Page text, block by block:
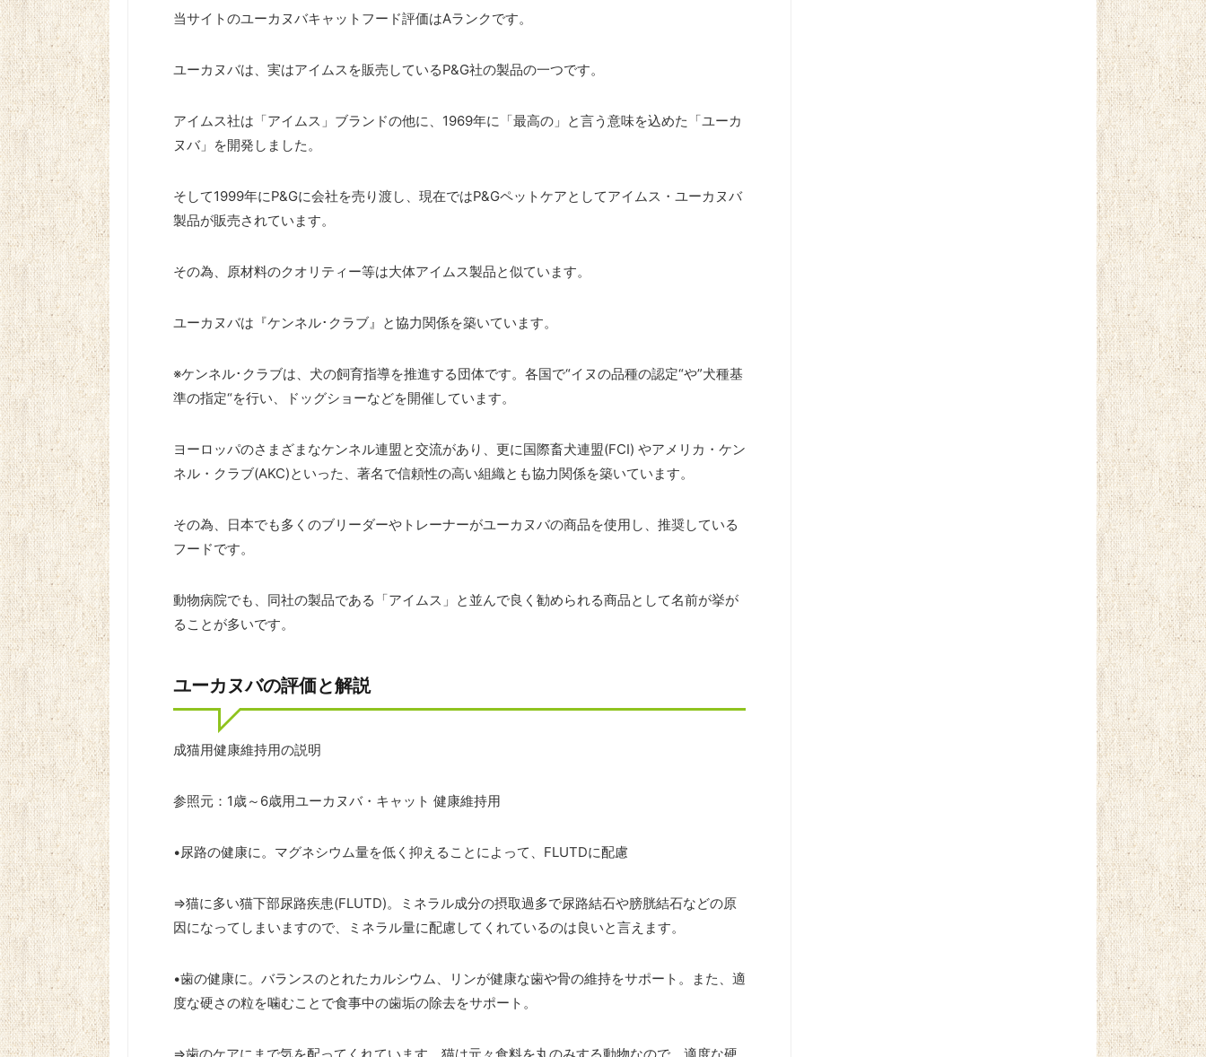
当サイトのユーカヌバキャットフード評価はAランクです。
ユーカヌバは、実はアイムスを販売しているP&G社の製品の一つです。
アイムス社は「アイムス」ブランドの他に、1969年に「最高の」と言う意味を込めた「ユーカ
ヌバ」を開発しました。
そして1999年にP&Gに会社を売り渡し、現在ではP&Gペットケアとしてアイムス・ユーカヌバ
製品が販売されています。
その為、原材料のクオリティー等は大体アイムス製品と似ています。
ユーカヌバは『ケンネル･クラブ』と協力関係を築いています。
※ケンネル･クラブは、犬の飼育指導を推進する団体です。各国で“イヌの品種の認定“や”犬種基
準の指定“を行い、ドッグショーなどを開催しています。
ヨーロッパのさまざまなケンネル連盟と交流があり、更に国際畜犬連盟(FCI) やアメリカ・ケン
ネル・クラブ(AKC)といった、著名で信頼性の高い組織とも協力関係を築いています。
その為、日本でも多くのブリーダーやトレーナーがユーカヌバの商品を使用し、推奨している
フードです。
動物病院でも、同社の製品である「アイムス」と並んで良く勧められる商品として名前が挙が
ることが多いです。
ユーカヌバの評価と解説
成猫用健康維持用の説明
参照元：1歳～6歳用ユーカヌバ・キャット 健康維持用
•尿路の健康に。マグネシウム量を低く抑えることによって、FLUTDに配慮
⇒猫に多い猫下部尿路疾患(FLUTD)。ミネラル成分の摂取過多で尿路結石や膀胱結石などの原
因になってしまいますので、ミネラル量に配慮してくれているのは良いと言えます。
•歯の健康に。バランスのとれたカルシウム、リンが健康な歯や骨の維持をサポート。また、適
度な硬さの粒を噛むことで食事中の歯垢の除去をサポート。
⇒歯のケアにまで気を配ってくれています。猫は元々食料を丸のみする動物なので、適度な硬